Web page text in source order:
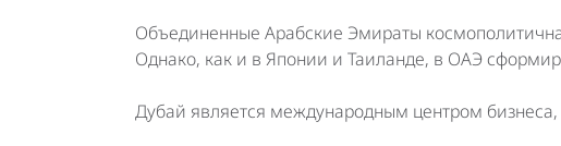
Объединенные Арабские Эмираты
Однако, как и в Японии и Таиланде, в ОАЭ
Дубай является международным центром бизнеса,